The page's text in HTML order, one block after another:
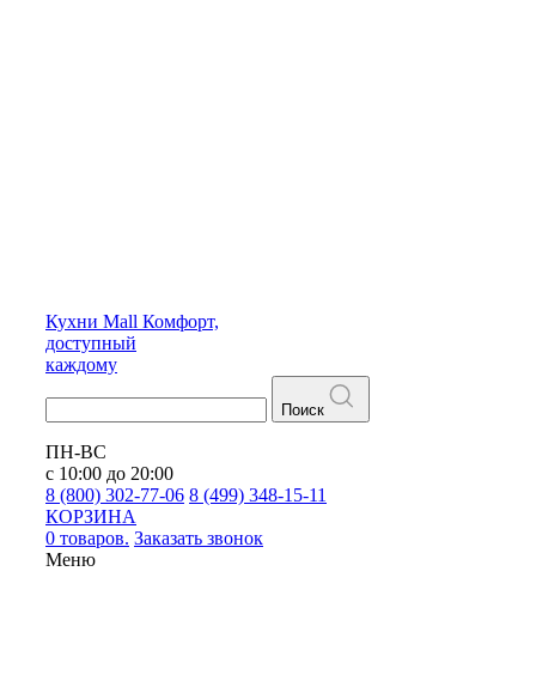
Кухни Mall Комфорт,
доступный
каждому
Поиск
ПН-ВС
с 10:00 до 20:00
8 (800) 302-77-06 8 (499) 348-15-11
КОРЗИНА
0 товаров. Заказать звонок
Меню